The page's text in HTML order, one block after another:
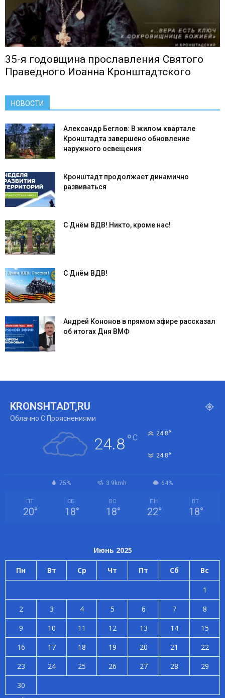
35-я годовщина прославления Святого
Праведного Иоанна Кронштадтского
НОВОСТИ
Александр Беглов: В жилом квартале
Кронштадта завершено обновление
наружного освещения
Кронштадт продолжает динамично
развиваться
С Днём ВДВ! Никто, кроме нас!
С Днём ВДВ!
Андрей Кононов в прямом эфире рассказал
об итогах Дня ВМФ
KRONSHTADT,RU
Облачно С Прояснениями
24.8°C 24.8°
24.8°
75% 3.9kmh 64%
ПТ
20°
СБ
18°
ВС
18°
ПН
22°
ВТ
18°
Июнь 2025
Пн Вт Ср Чт Пт Сб Вс
1
2
3 4 5 6 7
8
9
10 11 12 13 14
15
16
17 18 19 20 21
22
23
24 25 26 27 28
29
30